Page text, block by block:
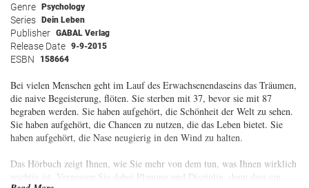
Genre Psychology
Series Dein Leben
Publisher GABAL Verlag
Release Date 9-9-2015
ESBN 158664
Bei vielen Menschen geht im Lauf des Erwachsenendaseins das Träumen,
die naive Begeisterung, flöten. Sie sterben mit 37, bevor sie mit 87
begraben werden. Sie haben aufgehört, die Schönheit der Welt zu sehen.
Sie haben aufgehört, die Chancen zu nutzen, die das Leben bietet. Sie
haben aufgehört, die Nase neugierig in den Wind zu halten.
Das Hörbuch zeigt Ihnen, wie Sie mehr von dem tun, was Ihnen wirklich
wichtig ist. Vergessen Sie dabei Planung und Disziplin, denn dass ein